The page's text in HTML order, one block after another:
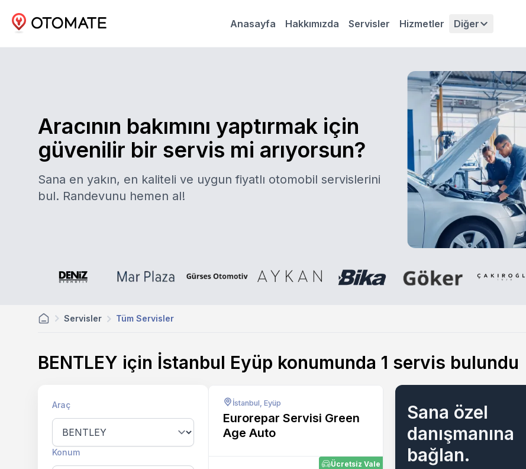
Anasayfa Hakkımızda Servisler Hizmetler Diğer
Aracının bakımını yaptırmak için
güvenilir bir servis mi arıyorsun?
Sana en yakın, en kaliteli ve uygun fiyatlı otomobil servislerini
bul. Randevunu hemen al!
Servisler Tüm Servisler
BENTLEY için İstanbul Eyüp konumunda 1 servis bulundu
Araç
Konum
Ücretsiz Vale
İstanbul, Eyüp
Eurorepar Servisi Green
Age Auto
Sana özel
danışmanına
bağlan.